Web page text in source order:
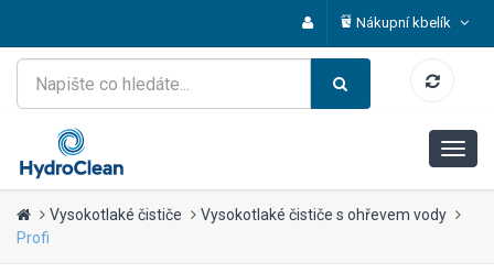
Nákupní kbelík
Vysokotlaké čističe
Vysokotlaké čističe s ohřevem vody
Profi